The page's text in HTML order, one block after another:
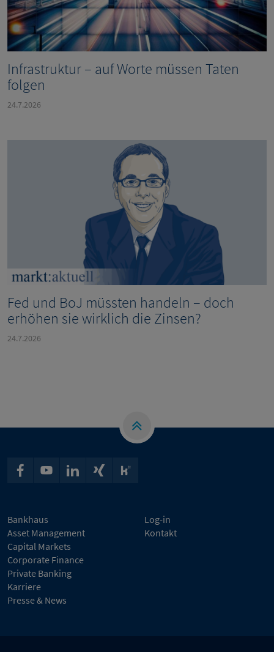
Infrastruktur – auf Worte müssen Taten
folgen
24.7.2026
Fed und BoJ müssten handeln – doch
erhöhen sie wirklich die Zinsen?
24.7.2026
Bankhaus
Asset Management
Capital Markets
Corporate Finance
Private Banking
Karriere
Presse & News
Log-in
Kontakt